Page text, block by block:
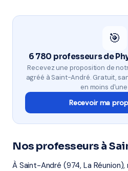
🎯
6 780 professeurs de
Recevez une proposition de
agréé à Saint-André. Gratuit,
en moins
Recevoir ma
Nos professeurs à
À Saint-André (974, La